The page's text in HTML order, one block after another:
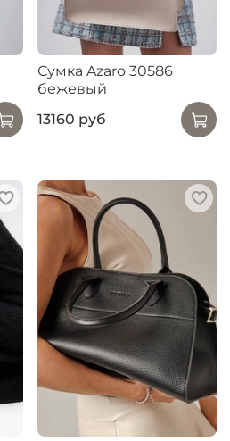
Сумка Azaro 30586
бежевый
13160 руб